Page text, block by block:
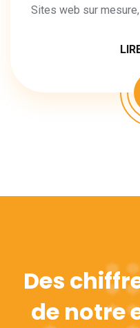
Des
de notre